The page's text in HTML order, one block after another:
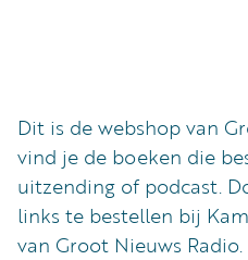
Dit is de webshop van
vind je de boeken die
uitzending of podcast.
links te bestellen bij
van Groot Nieuws Radio.
Podcasts
Muziek
Artikelen